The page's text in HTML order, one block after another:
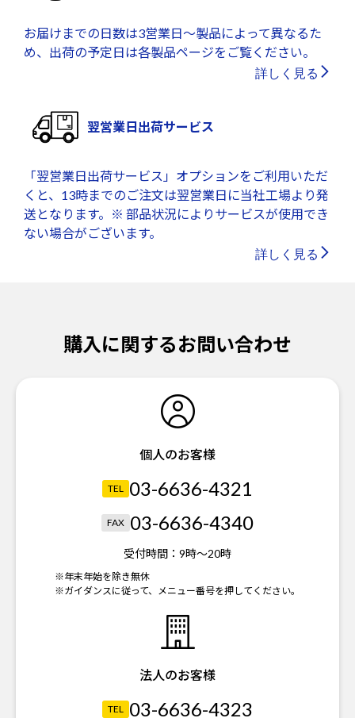
お届けまでの日数は3営業日～製品によって異なるた
め、出荷の予定日は各製品ページをご覧ください。
詳しく見る
翌営業日出荷サービス
「翌営業日出荷サービス」オプションをご利用いただ
くと、13時までのご注文は翌営業日に当社工場より発
送となります。※ 部品状況によりサービスが使用でき
ない場合がございます。
詳しく見る
購入に関するお問い合わせ
個人のお客様
TEL 03-6636-4321
FAX 03-6636-4340
受付時間： 9時～20時
※年末年始を除き無休
※ガイダンスに従って、メニュー番号を押してください。
法人のお客様
TEL 03-6636-4323